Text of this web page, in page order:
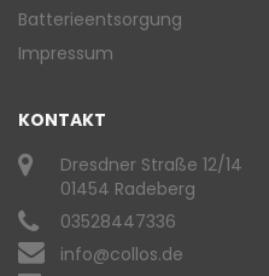
Batterieentsorgung
Impressum
KONTAKT
Dresdner Straße 12/14
01454 Radeberg
03528447336
info@collos.de